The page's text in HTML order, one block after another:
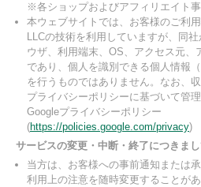
※各ショップおよびアフィリエイト
本ウェブサイトでは、お客様のご利
LLCの技術を利用していますが、同
ウザ、利用端末、OS、アクセス元、
であり、個人を識別できる個人情報
を行うものではありません。なお、
プライバシーポリシーに基づいて管理
Googleプライバシーポリシー
(https://policies.google.com/privacy)
サービスの変更・中断・終了につきま
当方は、お客様への事前通知または
利用上の注意を随時変更することが